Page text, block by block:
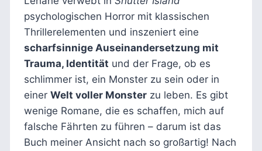
psychologischen Horror mit klassischen
Thrillerelementen und inszeniert eine
scharfsinnige Auseinandersetzung mit
Trauma, Identität und der Frage, ob es
schlimmer ist, ein Monster zu sein oder in
einer Welt voller Monsterzu leben. Es gibt
wenige Romane, die es schaffen, mich auf
falsche Fährten zu führen – darum ist das
Buch meiner Ansicht nach so großartig! Nach